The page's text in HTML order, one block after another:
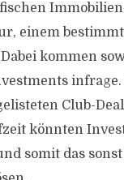
einem
kommen
Club-
könnten
somit das